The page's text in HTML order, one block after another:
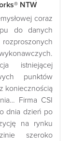
NTW
coraz
do danych
istniejącej
punktów
koniecznością
Firma CSI
dnia dzień po
na rynku
szeroko